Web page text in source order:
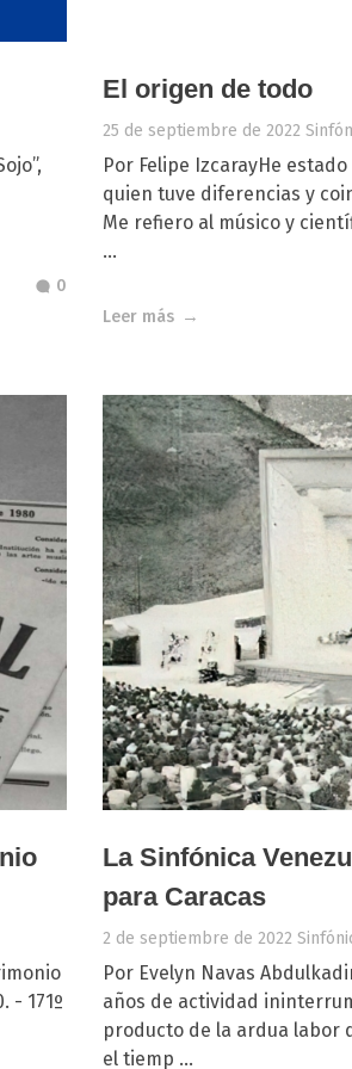
0
El origen de todo
25 de septiembre de 2022
Por Felipe IzcarayHe
quien tuve diferencias y
Me refiero al músico y
...
Leer más
- 171º
La Sinfónica
para Caracas
2 de septiembre de 2022
Por Evelyn Navas
años de actividad
producto de la ardua labor
el tiemp ...